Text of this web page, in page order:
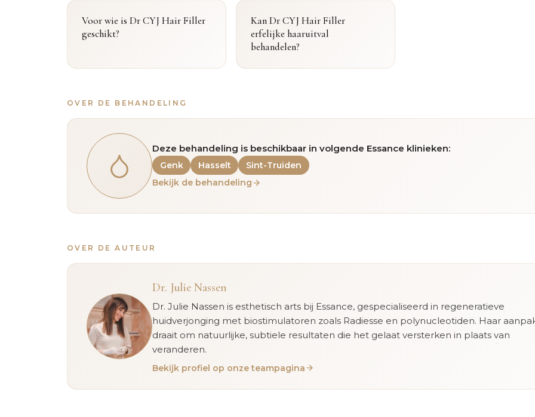
Voor wie is Dr CYJ Hair Filler
geschikt?
Kan Dr CYJ Hair Filler
erfelijke haaruitval
behandelen?
OVER DE BEHANDELING
Deze behandeling is beschikbaar in volgende Essance klinieken:
Genk Hasselt
Sint-Truiden
Bekijk de behandeling
OVER DE AUTEUR
Dr. Julie Nassen
Dr. Julie Nassen is esthetisch arts bij Essance, gespecialiseerd in regeneratieve
huidverjonging met biostimulatoren zoals Radiesse en polynucleotiden. Haar
draait om natuurlijke, subtiele resultaten die het gelaat versterken in plaats van
veranderen.
Bekijk profiel op onze teampagina